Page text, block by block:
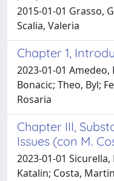
2015-01-01 Grasso,
Scalia, Valeria
Chapter 1,
2023-01-01
Bonacic; Theo, Byl;
Rosaria
Chapter III,
Issues (con M.
2023-01-01
Katalin; Costa,